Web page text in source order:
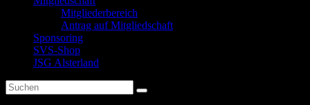
Mitgliederbereich
Antrag auf Mitgliedschaft
Sponsoring
SVS-Shop
JSG Alsterland